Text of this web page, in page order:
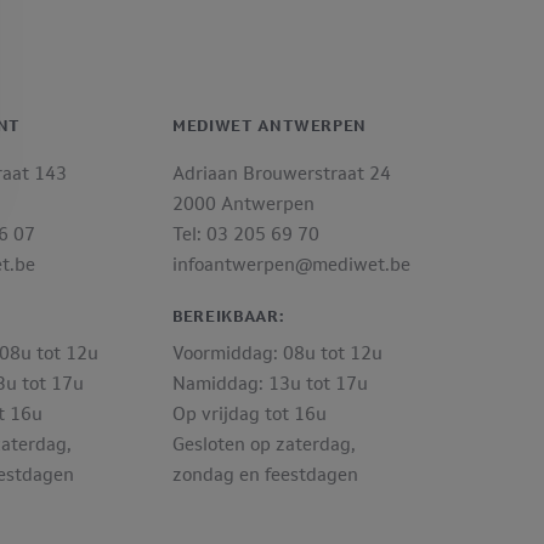
143
07
tot 12u
tot 17u
16u
MEDIWET ANTWERPEN
Adriaan Brouwerstraat 24
2000 Antwerpen
Tel: 03 205 69 70
infoantwerpen@mediwet.be
BEREIKBAAR:
Voormiddag: 08u tot 12u
Namiddag: 13u tot 17u
Op vrijdag tot 16u
Gesloten op zaterdag,
zondag en feestdagen